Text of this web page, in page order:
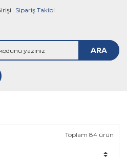
Sipariş Takibi
ARA
Toplam 84 ürün